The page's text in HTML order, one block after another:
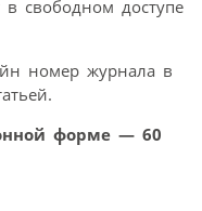
свободном доступе
номер журнала в
форме — 60